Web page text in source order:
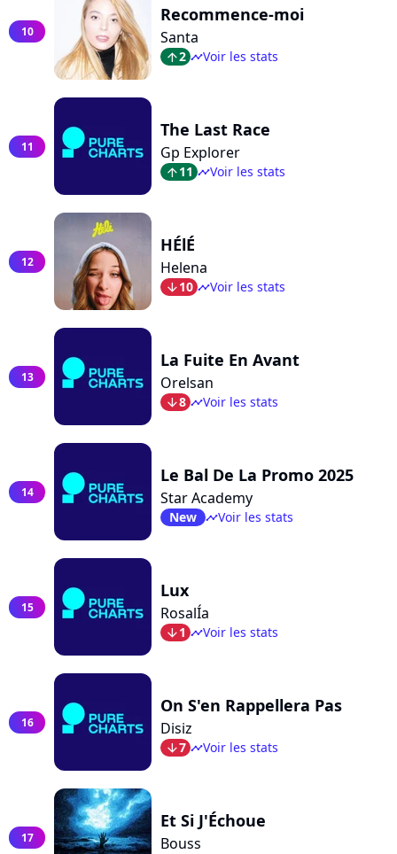
10
Recommence-moi
Santa
arrow_top2 timelineVoir les stats
11
The Last Race
Gp Explorer
arrow_top11 timelineVoir les stats
12
HÉlÉ
Helena
arrow_bot10 timelineVoir les stats
13
La Fuite En Avant
Orelsan
arrow_bot8 timelineVoir les stats
14
Le Bal De La Promo 2025
Star Academy
New timelineVoir les stats
15
Lux
RosalÍa
arrow_bot1 timelineVoir les stats
16
On S'en Rappellera Pas
Disiz
arrow_bot7 timelineVoir les stats
17
Et Si J'Échoue
Bouss